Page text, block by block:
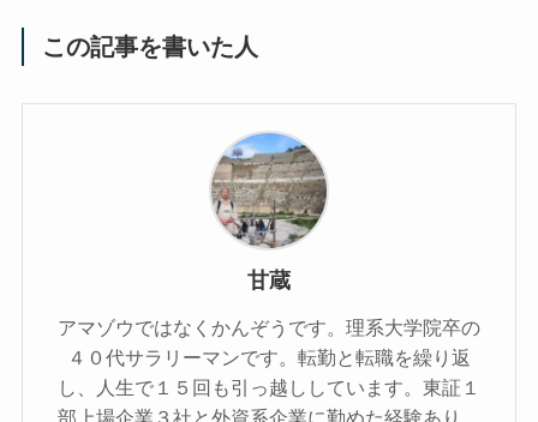
この記事を書いた人
甘蔵
アマゾウではなくかんぞうです。理系大学院卒の
４０代サラリーマンです。転勤と転職を繰り返
し、人生で１５回も引っ越ししています。東証１
部上場企業３社と外資系企業に勤めた経験あり。